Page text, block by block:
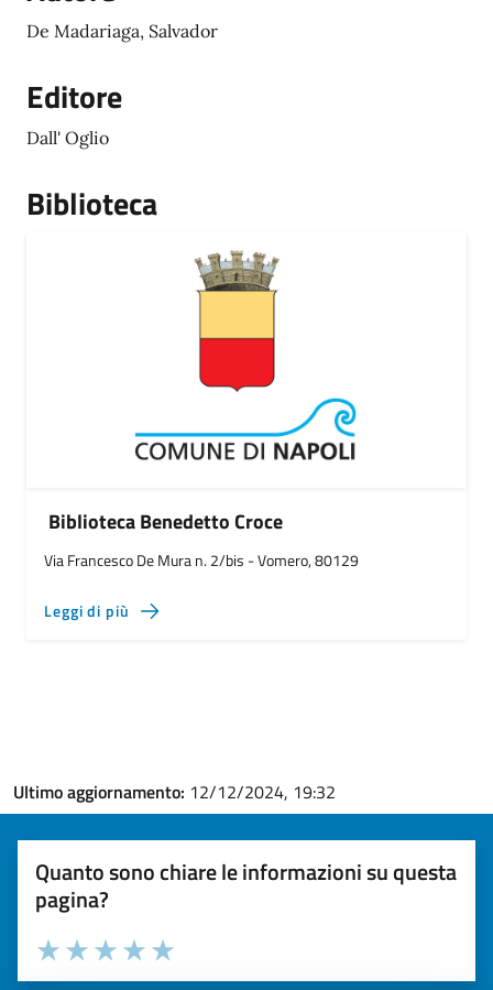
De Madariaga, Salvador
Editore
Dall' Oglio
Biblioteca
Biblioteca Benedetto Croce
Via Francesco De Mura n. 2/bis - Vomero, 80129
Leggi di più
Ultimo aggiornamento: 12/12/2024, 19:32
Quanto sono chiare le informazioni su questa
pagina?
Valuta la chiarezza delle informazioni (da 1 a 5 stelle)
Seleziona il numero di stelle per valutare la chiarezza delle
Valuta 5 stelle su 5
Valuta 4 stelle su 5
Valuta 3 stelle su 5
Valuta 2 stelle su 5
Valuta 1 stelle su 5